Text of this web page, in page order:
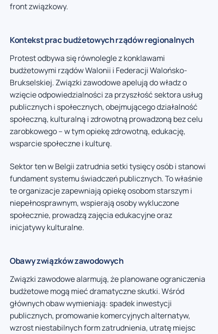
front związkowy.
Kontekst prac budżetowych rządów regionalnych
Protest odbywa się równolegle z konklawami
budżetowymi rządów Walonii i Federacji Walońsko-
Brukselskiej. Związki zawodowe apelują do władz o
wzięcie odpowiedzialności za przyszłość sektora usług
publicznych i społecznych, obejmującego działalność
społeczną, kulturalną i zdrowotną prowadzoną bez celu
zarobkowego – w tym opiekę zdrowotną, edukację,
wsparcie społeczne i kulturę.
Sektor ten w Belgii zatrudnia setki tysięcy osób i stanowi
fundament systemu świadczeń publicznych. To właśnie
te organizacje zapewniają opiekę osobom starszym i
niepełnosprawnym, wspierają osoby wykluczone
społecznie, prowadzą zajęcia edukacyjne oraz
inicjatywy kulturalne.
Obawy związków zawodowych
Związki zawodowe alarmują, że planowane ograniczenia
budżetowe mogą mieć dramatyczne skutki. Wśród
głównych obaw wymieniają: spadek inwestycji
publicznych, promowanie komercyjnych alternatyw,
wzrost niestabilnych form zatrudnienia, utratę miejsc